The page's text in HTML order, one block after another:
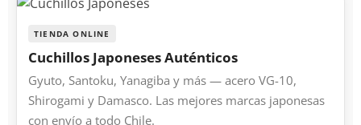
TIENDA ONLINE
Cuchillos Japoneses Auténticos
Gyuto, Santoku, Yanagiba y más — acero VG-10,
Shirogami y Damasco. Las mejores marcas japonesas
con envío a todo Chile.